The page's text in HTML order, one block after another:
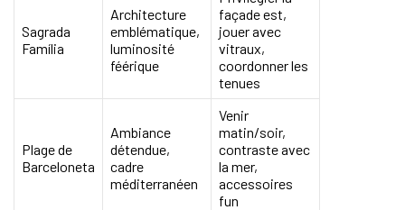
Sagrada
Família
Architecture
emblématique,
luminosité
féérique
façade est,
jouer avec
vitraux,
coordonner les
tenues
Plage de
Barceloneta
Ambiance
détendue,
cadre
méditerranéen
Venir
matin/soir,
contraste avec
la mer,
accessoires
fun